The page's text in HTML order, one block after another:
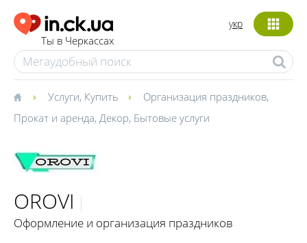
Ты в Черкассах
укр
Услуги, Купить Организация праздников,
Прокат и аренда, Декор, Бытовые услуги
OROVI
Оформление и организация праздников